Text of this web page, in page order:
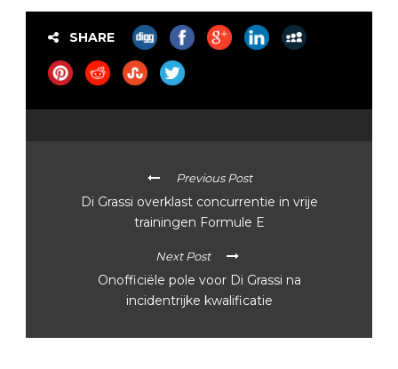
SHARE
Previous Post
Di Grassi overklast concurrentie in vrije
trainingen Formule E
Next Post
Onofficiële pole voor Di Grassi na
incidentrijke kwalificatie